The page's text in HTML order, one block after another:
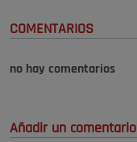
COMENTARIOS
no hay comentarios
Añadir un comentario